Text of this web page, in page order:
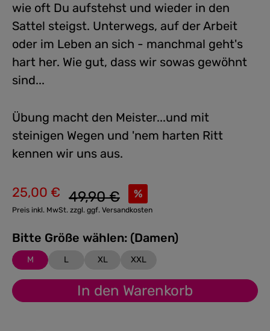
wie oft Du aufstehst und wieder in den
Sattel steigst. Unterwegs, auf der Arbeit
oder im Leben an sich - manchmal geht's
hart her. Wie gut, dass wir sowas gewöhnt
sind...
Übung macht den Meister...und mit
steinigen Wegen und 'nem harten Ritt
kennen wir uns aus.
Verkaufspreis:
25,00 € %
Regulärer Preis:
49,90 €
Preis inkl. MwSt. zzgl. ggf. Versandkosten
Bitte Größe wählen: (Damen)
M L XL XXL
In den Warenkorb